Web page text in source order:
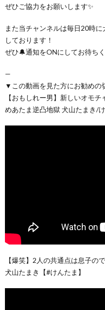
ぜひご協力をお願いします✨
また当チャンネルは毎日20時
しております！
ぜひ🔔通知をONにしてお待ち
—
▼この動画を見た方にお勧めの
【おもしれー男】新しいオモ
めあたま逆凸地獄 犬山たまき/
【爆笑】2人の共通点は息子の
犬山たまき【#けんたま】